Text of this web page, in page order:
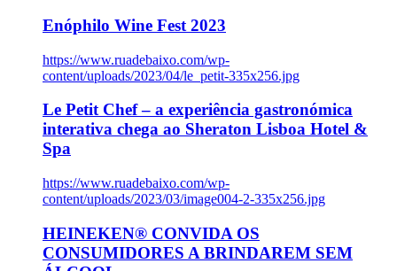
Enóphilo Wine Fest 2023
https://www.ruadebaixo.com/wp-
content/uploads/2023/04/le_petit-335x256.jpg
Le Petit Chef – a experiência gastronómica
interativa chega ao Sheraton Lisboa Hotel &
Spa
https://www.ruadebaixo.com/wp-
content/uploads/2023/03/image004-2-335x256.jpg
HEINEKEN® CONVIDA OS
CONSUMIDORES A BRINDAREM SEM